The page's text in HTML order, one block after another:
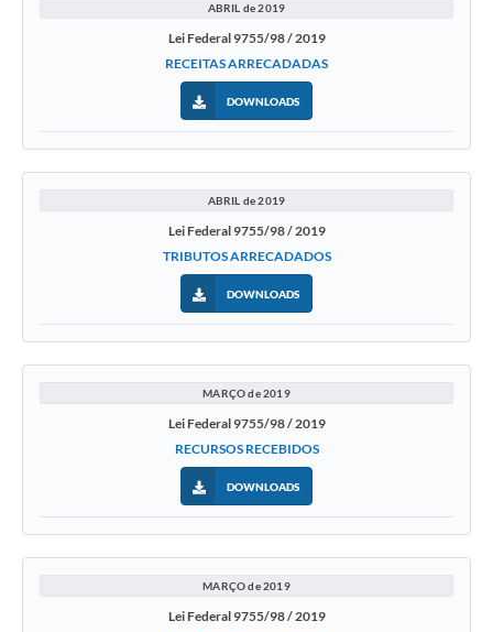
ABRIL de 2019
Lei Federal 9755/98 / 2019
RECEITAS ARRECADADAS
DOWNLOADS
ABRIL de 2019
Lei Federal 9755/98 / 2019
TRIBUTOS ARRECADADOS
DOWNLOADS
MARÇO de 2019
Lei Federal 9755/98 / 2019
RECURSOS RECEBIDOS
DOWNLOADS
MARÇO de 2019
Lei Federal 9755/98 / 2019